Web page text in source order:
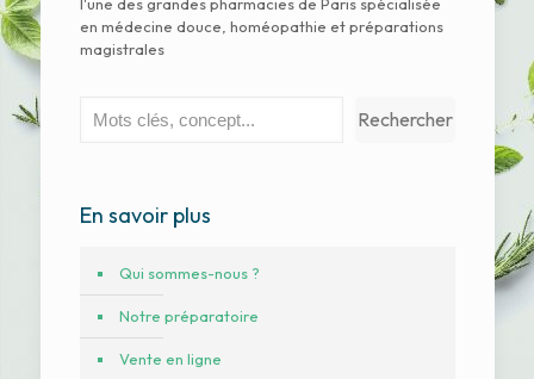
l'une des grandes pharmacies de Paris spécialisée
en médecine douce, homéopathie et préparations
magistrales
Rechercher Rechercher
En savoir plus
Qui sommes-nous ?
Notre préparatoire
Vente en ligne